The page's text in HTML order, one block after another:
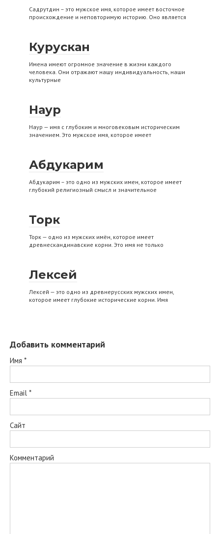
Садрутдин – это мужское имя, которое имеет восточное
происхождение и неповторимую историю. Оно является
Курускан
Имена имеют огромное значение в жизни каждого
человека. Они отражают нашу индивидуальность, наши
культурные
Наур
Наур — имя с глубоким и многовековым историческим
значением. Это мужское имя, которое имеет
Абдукарим
Абдукарим – это одно из мужских имен, которое имеет
глубокий религиозный смысл и значительное
Торк
Торк — одно из мужских имён, которое имеет
древнескандинавские корни. Это имя не только
Лексей
Лексей — это одно из древнерусских мужских имен,
которое имеет глубокие исторические корни. Имя
Добавить комментарий
Имя *
Email *
Сайт
Комментарий